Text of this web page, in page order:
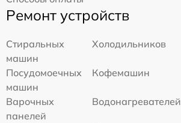
Ремонт устройств
Стиральных
машин
Холодильников
Посудомоечных
машин
Кофемашин
Варочных
панелей
Водонагревателей